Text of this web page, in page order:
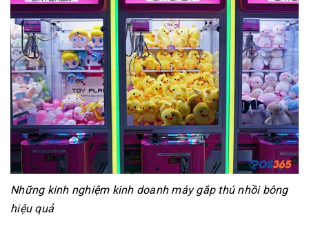
Những kinh nghiệm kinh doanh máy gắp thú nhồi bông
hiệu quả